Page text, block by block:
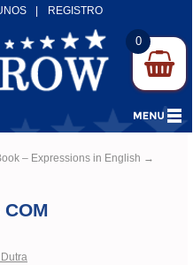
REGISTRO
– Expressions in English →
0